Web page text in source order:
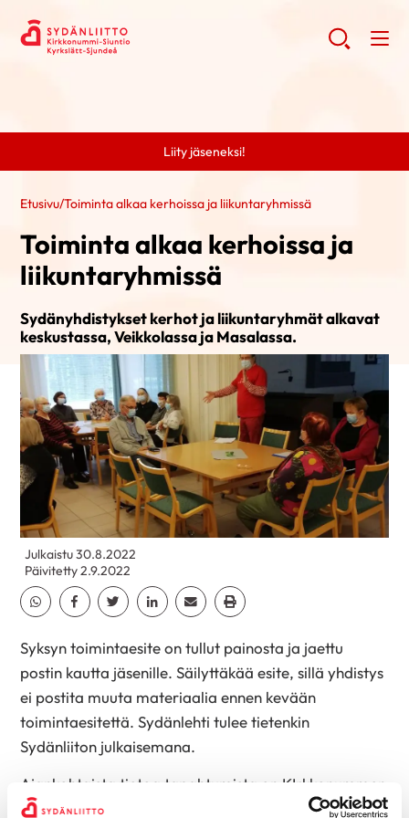
Liity jäseneksi!
Etusivu/Toiminta alkaa kerhoissa ja liikuntaryhmissä
Toiminta alkaa kerhoissa ja
liikuntaryhmissä
Sydänyhdistykset kerhot ja liikuntaryhmät alkavat
keskustassa, Veikkolassa ja Masalassa.
Julkaistu 30.8.2022
Päivitetty 2.9.2022
Jaa Whatsapp
Jaa Facebook
Jaa TwitterJaa Linkedin
Jaa EmailJaa Print
Syksyn toimintaesite on tullut painosta ja jaettu
postin kautta jäsenille. Säilyttäkää esite, sillä yhdistys
ei postita muuta materiaalia ennen kevään
toimintaesitettä. Sydänlehti tulee tietenkin
Sydänliiton julkaisemana.
Ajankohtaista tietoa tapahtumista on KIrkkonummen
Sanomien Tapahtumapäivyrissä,